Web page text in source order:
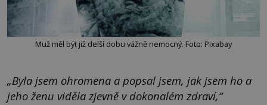
Muž měl být již delší dobu vážně nemocný. Foto: Pixabay
„Byla jsem ohromena a popsal jsem, jak jsem ho a
jeho ženu viděla zjevně v dokonalém zdraví,“